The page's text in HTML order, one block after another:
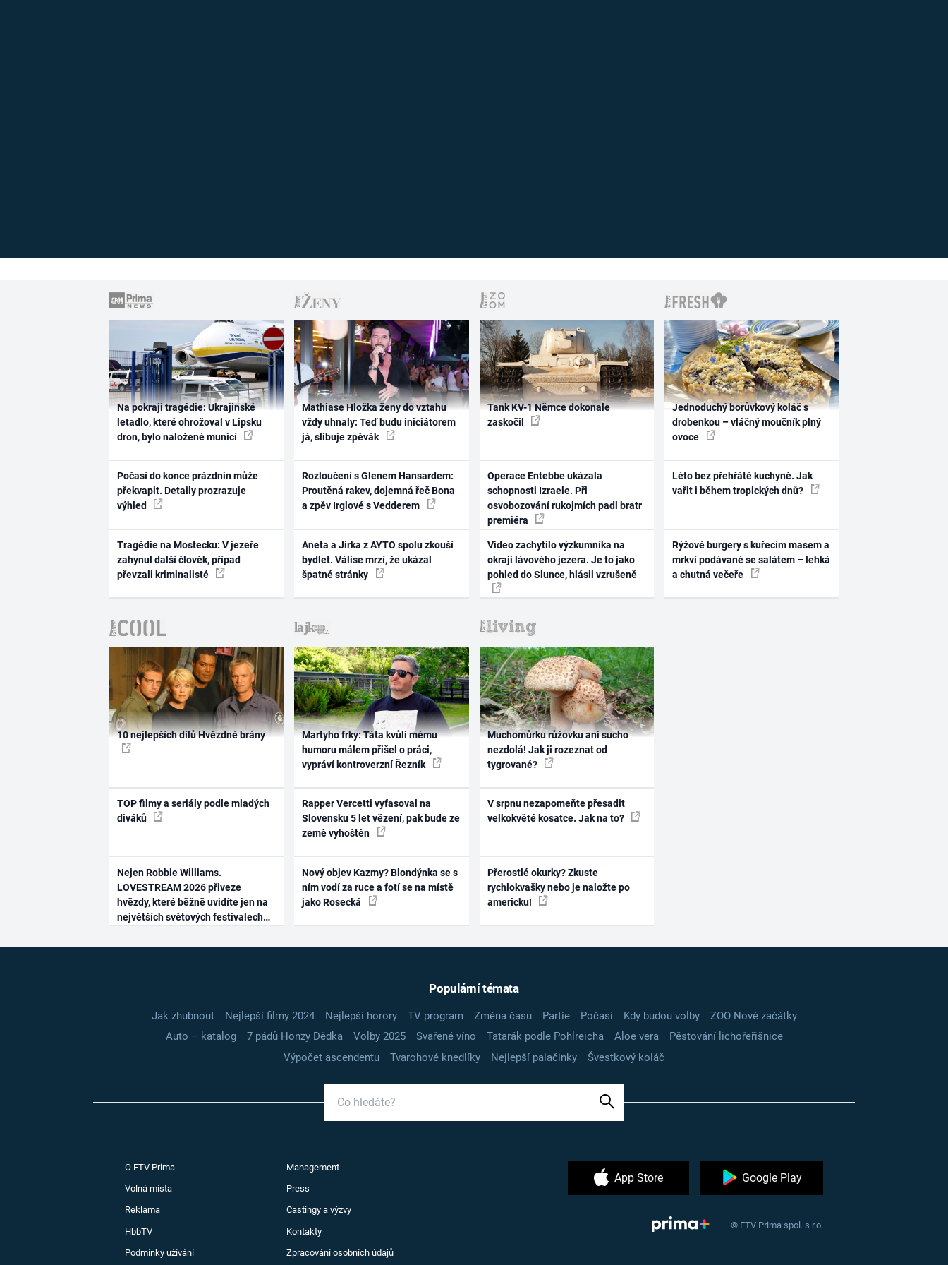
Na pokraji tragédie: Ukrajinské
letadlo, které ohrožoval v Lipsku
dron, bylo naložené municí
Počasí do konce prázdnin může
překvapit. Detaily prozrazuje
výhled
Tragédie na Mostecku: V jezeře
zahynul další člověk, případ
převzali kriminalisté
Mathiase Hložka ženy do vztahu
vždy uhnaly: Teď budu iniciátorem
já, slibuje zpěvák
Rozloučení s Glenem Hansardem:
Proutěná rakev, dojemná řeč Bona
a zpěv Irglové s Vedderem
Aneta a Jirka z AYTO spolu zkouší
bydlet. Válise mrzí, že ukázal
špatné stránky
Tank KV-1 Němce dokonale
zaskočil
Operace Entebbe ukázala
schopnosti Izraele. Při
osvobozování rukojmích padl bratr
premiéra
Video zachytilo výzkumníka na
okraji lávového jezera. Je to jako
pohled do Slunce, hlásil vzrušeně
Jednoduchý borůvkový koláč s
drobenkou – vláčný moučník plný
ovoce
Léto bez přehřáté kuchyně. Jak
vařit i během tropických dnů?
Rýžové burgery s kuřecím masem a
mrkví podávané se salátem – lehká
a chutná večeře
10 nejlepších dílů Hvězdné brány
TOP filmy a seriály podle mladých
diváků
Nejen Robbie Williams.
LOVESTREAM 2026 přiveze
hvězdy, které běžně uvidíte jen na
největších světových festivalech
Martyho frky: Táta kvůli mému
humoru málem přišel o práci,
vypráví kontroverzní Řezník
Rapper Vercetti vyfasoval na
Slovensku 5 let vězení, pak bude ze
země vyhoštěn
Nový objev Kazmy? Blondýnka se s
ním vodí za ruce a fotí se na místě
jako Rosecká
Muchomůrku růžovku ani sucho
nezdolá! Jak ji rozeznat od
tygrované?
V srpnu nezapomeňte přesadit
velkokvěté kosatce. Jak na to?
Přerostlé okurky? Zkuste
rychlokvašky nebo je naložte po
americku!
Populární témata
Jak zhubnout Nejlepší filmy 2024 Nejlepší horory TV program Změna času Partie Počasí Kdy budou volby
ZOO Nové začátky
Auto – katalog
7 pádů Honzy Dědka Volby 2025 Svařené víno Tatarák podle Pohlreicha Aloe vera
Pěstování lichořeřišnice
Výpočet ascendentu
Tvarohové knedlíky Nejlepší palačinky Švestkový koláč
O FTV Prima Management
Volná místa Press
Reklama Castingy a výzvy
HbbTV Kontakty
Podmínky užívání Zpracování osobních údajů
App Store Google Play
© FTV Prima spol. s r.o.